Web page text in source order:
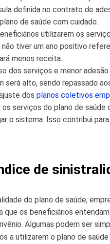
definida no contrato de
de saúde com cuidado.
utilizarem os
tiver um ano positivo
menos receita.
dos serviços e menor
será alto, sendo repassado
dos planos coletivos
serviços do plano de
o sistema. Isso contribui
de
do plano de saúde,
os beneficiários
Algumas podem ser
a utilizarem o plano de